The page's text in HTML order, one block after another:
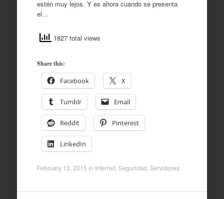
estén muy lejos. Y es ahora cuando se presenta
el…
1827 total views
Share this:
Facebook X
Tumblr Email
Reddit Pinterest
LinkedIn
February 13, 2015 in Internet, Seguridad Servidores.